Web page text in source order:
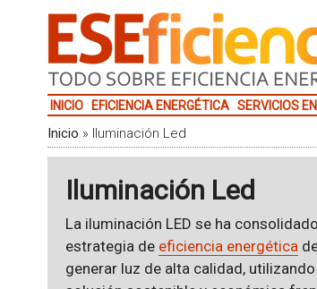
INICIO EFICIENCIA ENERGÉTICA SERVICIOS
Inicio » Iluminación Led
Iluminación Led
La iluminación LED se ha
estrategia de eficiencia energética
generar luz de alta calidad,